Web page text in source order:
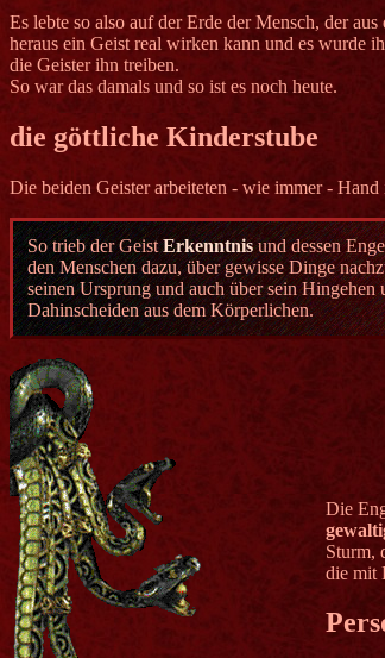
Es lebte so also auf der Erde der Mensch, der
heraus ein Geist real wirken kann und es wurde
die Geister ihn treiben.
So war das damals und so ist es noch heute.
die göttliche Kinderstube
Die beiden Geister arbeiteten - wie immer - Hand
So trieb der GeistErkenntnisund dessen
den Menschen dazu, über gewisse Dinge
seinen Ursprung und auch über sein Hingehen
Dahinscheiden aus dem Körperlichen.
Die
Sturm,
die mit